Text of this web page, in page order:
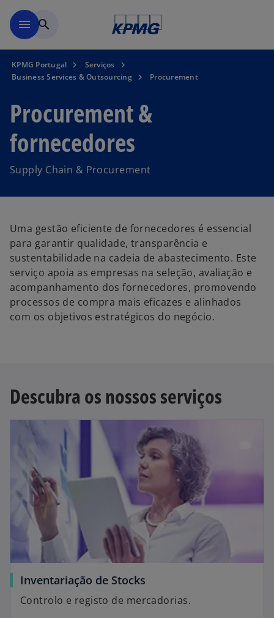
menu search
KPMG Portugal
Serviços
Business Services & Outsourcing
Procurement
Procurement &
fornecedores
Supply Chain & Procurement
Uma gestão eficiente de fornecedores é essencial
para garantir qualidade, transparência e
sustentabilidade na cadeia de abastecimento. Este
serviço apoia as empresas na seleção, avaliação e
acompanhamento dos fornecedores, promovendo
processos de compra mais eficazes e alinhados
com os objetivos estratégicos do negócio.
Descubra os nossos serviços
Inventariação de Stocks
Controlo e registo de mercadorias.